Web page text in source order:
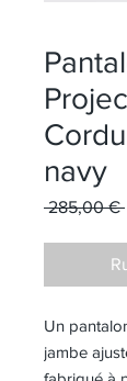
navy
285,00 €
Un
jambe